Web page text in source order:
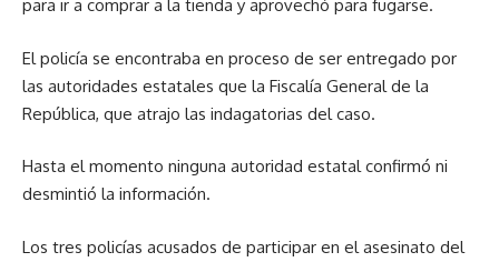
para ir a comprar a la tienda y aprovechó para fugarse.
El policía se encontraba en proceso de ser entregado por
las autoridades estatales que la Fiscalía General de la
República, que atrajo las indagatorias del caso.
Hasta el momento ninguna autoridad estatal confirmó ni
desmintió la información.
Los tres policías acusados de participar en el asesinato del